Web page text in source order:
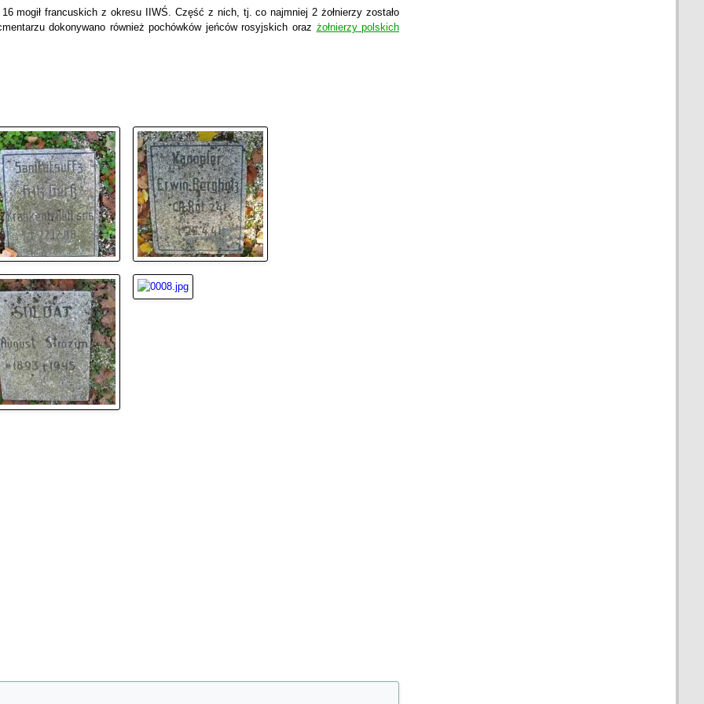
mogił francuskich z okresu IIWŚ. Część z nich, tj. co najmniej 2 żołnierzy zostało
dokonywano również pochówków jeńców rosyjskich oraz żołnierzy polskich